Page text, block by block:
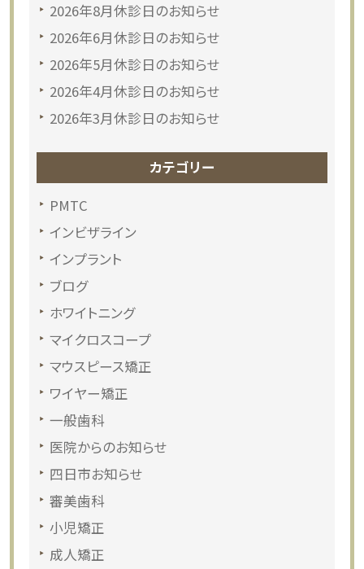
2026年8月休診日のお知らせ
2026年6月休診日のお知らせ
2026年5月休診日のお知らせ
2026年4月休診日のお知らせ
2026年3月休診日のお知らせ
カテゴリー
PMTC
インビザライン
インプラント
ブログ
ホワイトニング
マイクロスコープ
マウスピース矯正
ワイヤー矯正
一般歯科
医院からのお知らせ
四日市お知らせ
審美歯科
小児矯正
成人矯正